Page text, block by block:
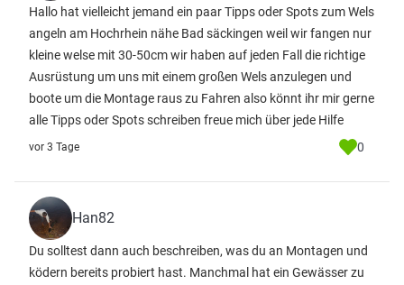
Hallo hat vielleicht jemand ein paar Tipps oder Spots zum Wels
angeln am Hochrhein nähe Bad säckingen weil wir fangen nur
kleine welse mit 30-50cm wir haben auf jeden Fall die richtige
Ausrüstung um uns mit einem großen Wels anzulegen und
boote um die Montage raus zu Fahren also könnt ihr mir gerne
alle Tipps oder Spots schreiben freue mich über jede Hilfe
vor 3 Tage 0
Han82
Du solltest dann auch beschreiben, was du an Montagen und
ködern bereits probiert hast. Manchmal hat ein Gewässer zu